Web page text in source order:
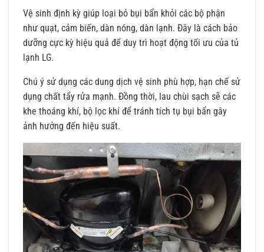
Vệ sinh định kỳ giúp loại bỏ bụi bẩn khỏi các bộ phận
như quạt, cảm biến, dàn nóng, dàn lạnh. Đây là cách bảo
dưỡng cực kỳ hiệu quả để duy trì hoạt động tối ưu của tủ
lạnh LG.
Chú ý sử dụng các dung dịch vệ sinh phù hợp, hạn chế sử
dụng chất tẩy rửa mạnh. Đồng thời, lau chùi sạch sẽ các
khe thoáng khí, bộ lọc khí để tránh tích tụ bụi bẩn gây
ảnh hưởng đến hiệu suất.